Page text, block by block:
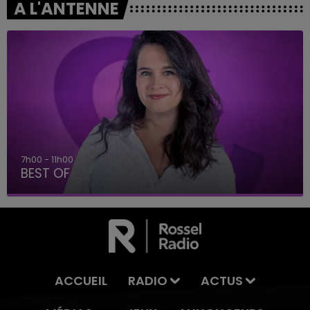
A L'ANTENNE
7h00 - 11h00
BEST OF
ACCUEIL RADIO
ACTUS